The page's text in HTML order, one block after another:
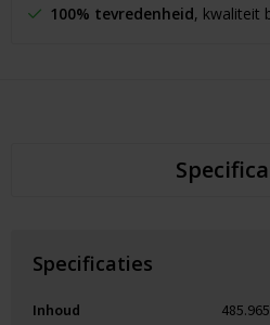
100% tevredenheid, kwaliteit
Specificaties
Inhoud